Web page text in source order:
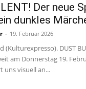
Der neue
dunkles
- 19. Februar 2026
(Kulturexpresso). DUST
am Donnerstag 19.
uns visuell an...